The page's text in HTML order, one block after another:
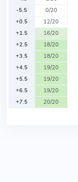
-5.5
0/20
+0.5
12/20
+1.5
16/20
+2.5
18/20
+3.5
18/20
+4.5
19/20
+5.5
19/20
+6.5
19/20
+7.5
20/20